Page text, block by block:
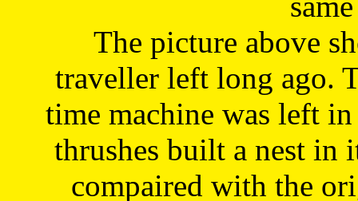
The picture above
traveller left long ago.
time machine was left
thrushes built a nest in
compaired with the